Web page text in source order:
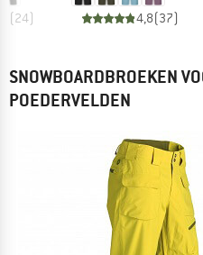
(24)
4,8(37)
SNOWBOARDBROEKEN
POEDERVELDEN